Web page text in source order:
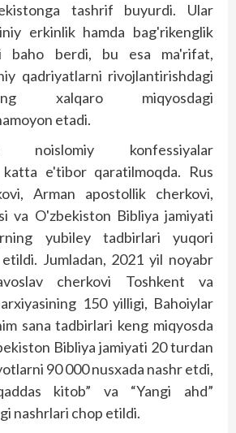
tashrif buyurdi. Ular
erkinlik hamda bag'rikenglik
baho berdi, bu esa ma'rifat,
qadriyatlarni rivojlantirishdagi
xalqaro miqyosdagi
etadi.
noislomiy konfessiyalar
e'tibor qaratilmoqda. Rus
Arman apostollik cherkovi,
va O'zbekiston Bibliya jamiyati
yubiley tadbirlari yuqori
Jumladan, 2021 yil noyabr
cherkovi Toshkent va
150 yilligi, Bahoiylar
sana tadbirlari keng miqyosda
Bibliya jamiyati 20 turdan
90 000 nusxada nashr etdi,
kitob” va “Yangi ahd”
nashrlari chop etildi.